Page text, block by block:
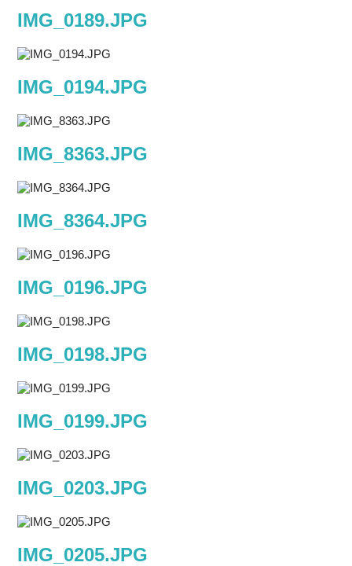
IMG_0189.JPG
IMG_0194.JPG
IMG_8363.JPG
IMG_8364.JPG
IMG_0196.JPG
IMG_0198.JPG
IMG_0199.JPG
IMG_0203.JPG
IMG_0205.JPG